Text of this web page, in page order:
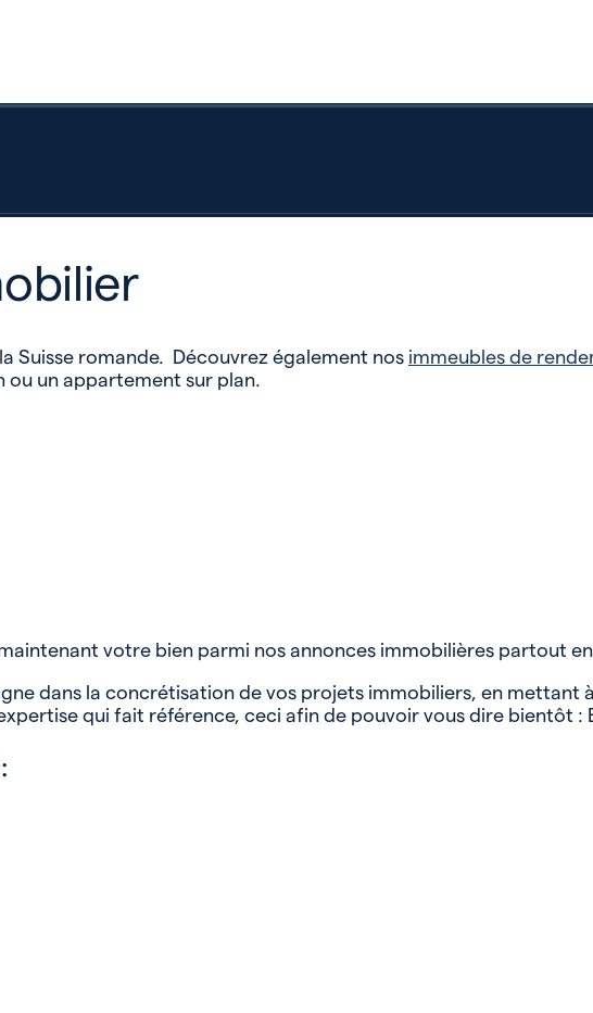
Suisse romande. Découvrez également nos immeubles de
un appartement sur plan.
votre bien parmi nos annonces immobilières partout en
dans la concrétisation de vos projets immobiliers, en mettant
qui fait référence, ceci afin de pouvoir vous dire bientôt :